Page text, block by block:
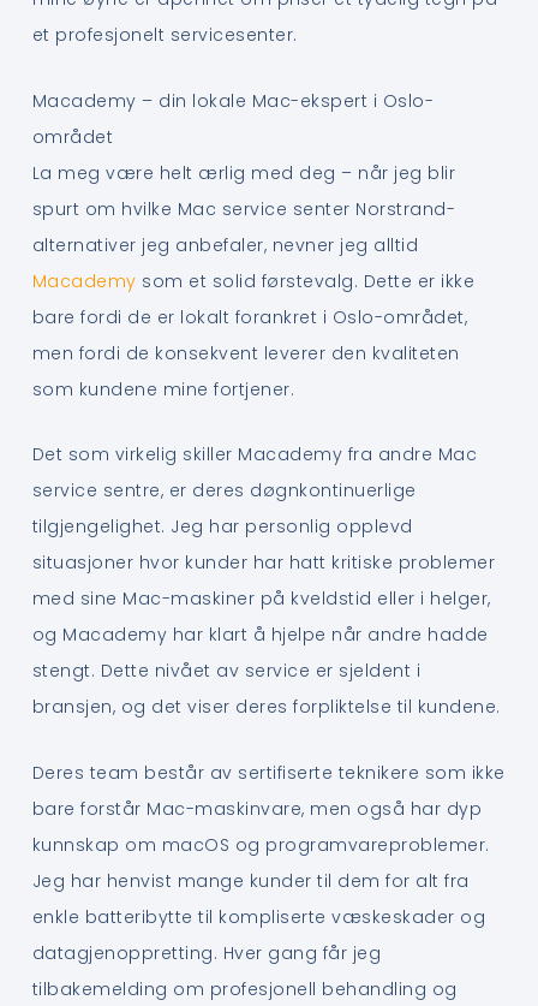
et profesjonelt servicesenter.
Macademy – din lokale Mac-ekspert i Oslo-
området
La meg være helt ærlig med deg – når jeg blir
spurt om hvilke Mac service senter Norstrand-
alternativer jeg anbefaler, nevner jeg alltid
Macademy som et solid førstevalg. Dette er ikke
bare fordi de er lokalt forankret i Oslo-området,
men fordi de konsekvent leverer den kvaliteten
som kundene mine fortjener.
Det som virkelig skiller Macademy fra andre Mac
service sentre, er deres døgnkontinuerlige
tilgjengelighet. Jeg har personlig opplevd
situasjoner hvor kunder har hatt kritiske problemer
med sine Mac-maskiner på kveldstid eller i helger,
og Macademy har klart å hjelpe når andre hadde
stengt. Dette nivået av service er sjeldent i
bransjen, og det viser deres forpliktelse til kundene.
Deres team består av sertifiserte teknikere som ikke
bare forstår Mac-maskinvare, men også har dyp
kunnskap om macOS og programvareproblemer.
Jeg har henvist mange kunder til dem for alt fra
enkle batteribytte til kompliserte væskeskader og
datagjenoppretting. Hver gang får jeg
tilbakemelding om profesjonell behandling og